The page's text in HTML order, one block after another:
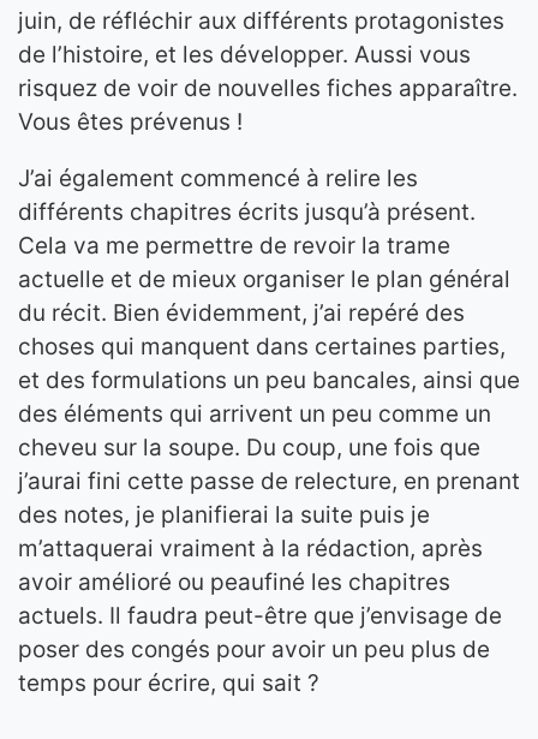
juin, de réfléchir aux différents protagonistes
de l’histoire, et les développer. Aussi vous
risquez de voir de nouvelles fiches apparaître.
Vous êtes prévenus !
J’ai également commencé à relire les
différents chapitres écrits jusqu’à présent.
Cela va me permettre de revoir la trame
actuelle et de mieux organiser le plan général
du récit. Bien évidemment, j’ai repéré des
choses qui manquent dans certaines parties,
et des formulations un peu bancales, ainsi que
des éléments qui arrivent un peu comme un
cheveu sur la soupe. Du coup, une fois que
j’aurai fini cette passe de relecture, en prenant
des notes, je planifierai la suite puis je
m’attaquerai vraiment à la rédaction, après
avoir amélioré ou peaufiné les chapitres
actuels. Il faudra peut-être que j’envisage de
poser des congés pour avoir un peu plus de
temps pour écrire, qui sait ?